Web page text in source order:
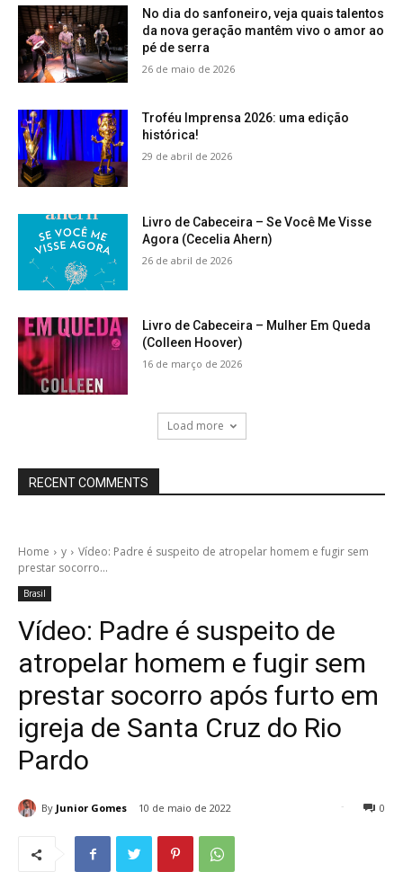
No dia do sanfoneiro, veja quais talentos
da nova geração mantêm vivo o amor ao
pé de serra
26 de maio de 2026
Troféu Imprensa 2026: uma edição
histórica!
29 de abril de 2026
Livro de Cabeceira – Se Você Me Visse
Agora (Cecelia Ahern)
26 de abril de 2026
Livro de Cabeceira – Mulher Em Queda
(Colleen Hoover)
16 de março de 2026
Load more
RECENT COMMENTS